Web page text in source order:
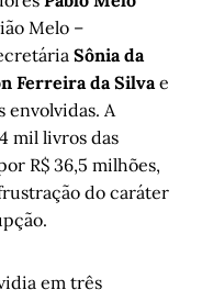
Melo –
Sônia da
Ferreira da Silvae
envolvidas. A
mil livros das
R$ 36,5 milhões,
do caráter
em três